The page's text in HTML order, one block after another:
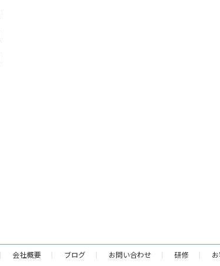
会社概要 ブログ お問い合わせ 研修